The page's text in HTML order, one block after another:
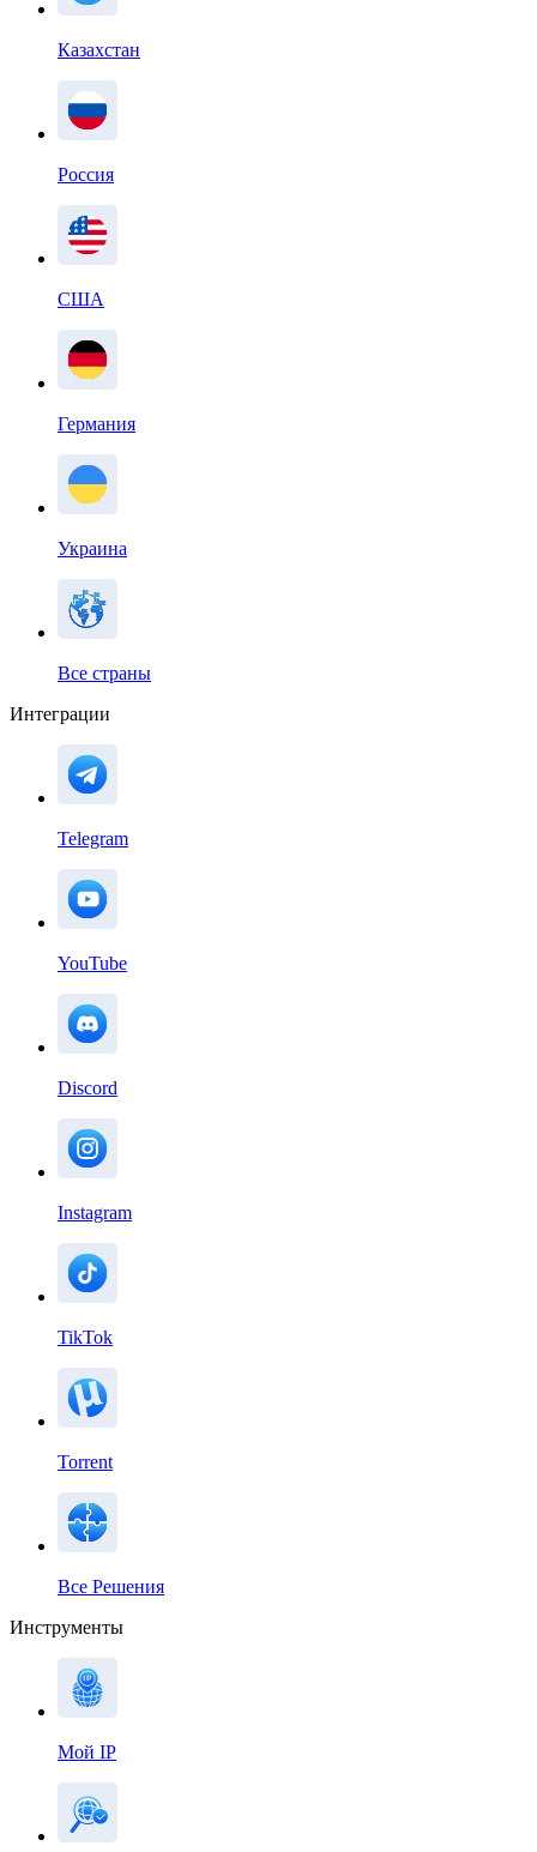
Казахстан
Россия
США
Германия
Украина
Все страны
Интеграции
Telegram
YouTube
Discord
Instagram
TikTok
Torrent
Все Решения
Инструменты
Мой IP